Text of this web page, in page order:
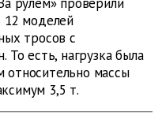
12 моделей
тросов с
То есть, нагрузка была
относительно массы
3,5 т.